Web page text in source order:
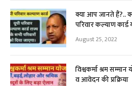
क्या आप जानते हैं?..
परिवार कल्याण कार्ड
August 25, 2022
विश्वकर्मा श्रम
व आवेदन की प्रक्रिया